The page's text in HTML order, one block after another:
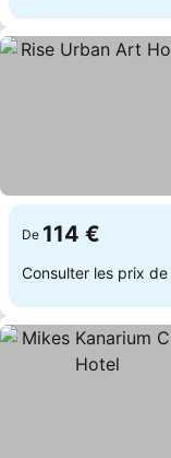
De 114 €
Consulter les prix de